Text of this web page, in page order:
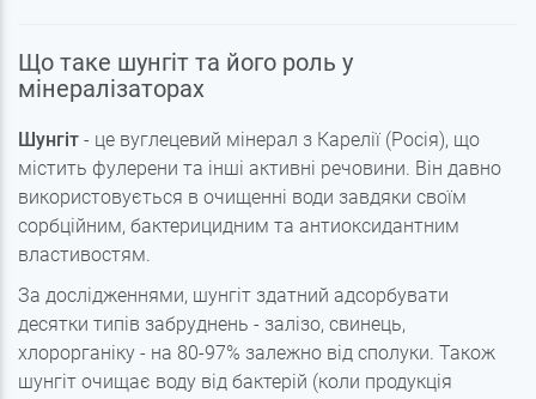
Що таке шунгіт та його роль у
мінералізаторах
Шунгіт - це вуглецевий мінерал з Карелії (Росія), що
містить фулерени та інші активні речовини. Він давно
використовується в очищенні води завдяки своїм
сорбційним, бактерицидним та антиоксидантним
властивостям.
За дослідженнями, шунгіт здатний адсорбувати
десятки типів забруднень - залізо, свинець,
хлорорганіку - на 80-97% залежно від сполуки. Також
шунгіт очищає воду від бактерій (коли продукція